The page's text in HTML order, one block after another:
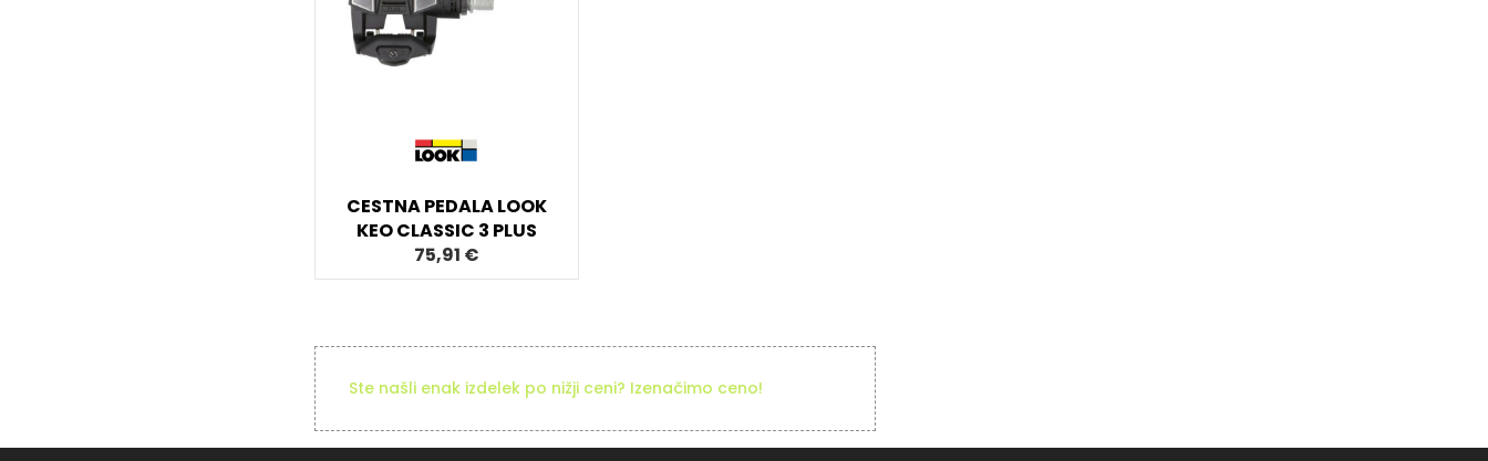
CESTNA PEDALA LOOK
KEO CLASSIC 3 PLUS
75,91 €
Ste našli enak izdelek po nižji ceni? Izenačimo ceno!